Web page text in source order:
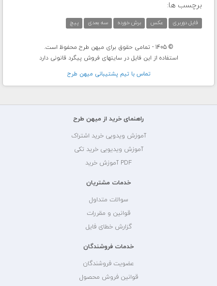
برچسب ها:
فایل دوربری عکس برش خورده سه بعدی پیچ
© 1405 - تمامی حقوق برای میهن طرح محفوظ است.
استفاده از این فایل در سایتهای فروش پیگرد قانونی دارد
تماس با تيم پشتيبانی ميهن طرح
راهنمای خرید از میهن طرح
آموزش ویدویی خرید اشتراک
آموزش ویدیویی خرید تکی
PDF آموزش خرید
خدمات مشتریان
سوالات متداول
قوانین و مقررات
گزارش خطای فایل
خدمات فروشندگان
عضویت فروشندگان
قوانین فروش محصول